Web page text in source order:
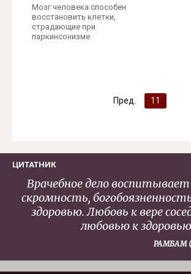
Мозг человека способен
восстановить клетки,
страдающие при
паркинсонизме
Пред. 11
ЦИТАТНИК
Врачебное дело воспитывает
скромность,
здоровью. Любовь к вере
любовью к
РАМБАМ